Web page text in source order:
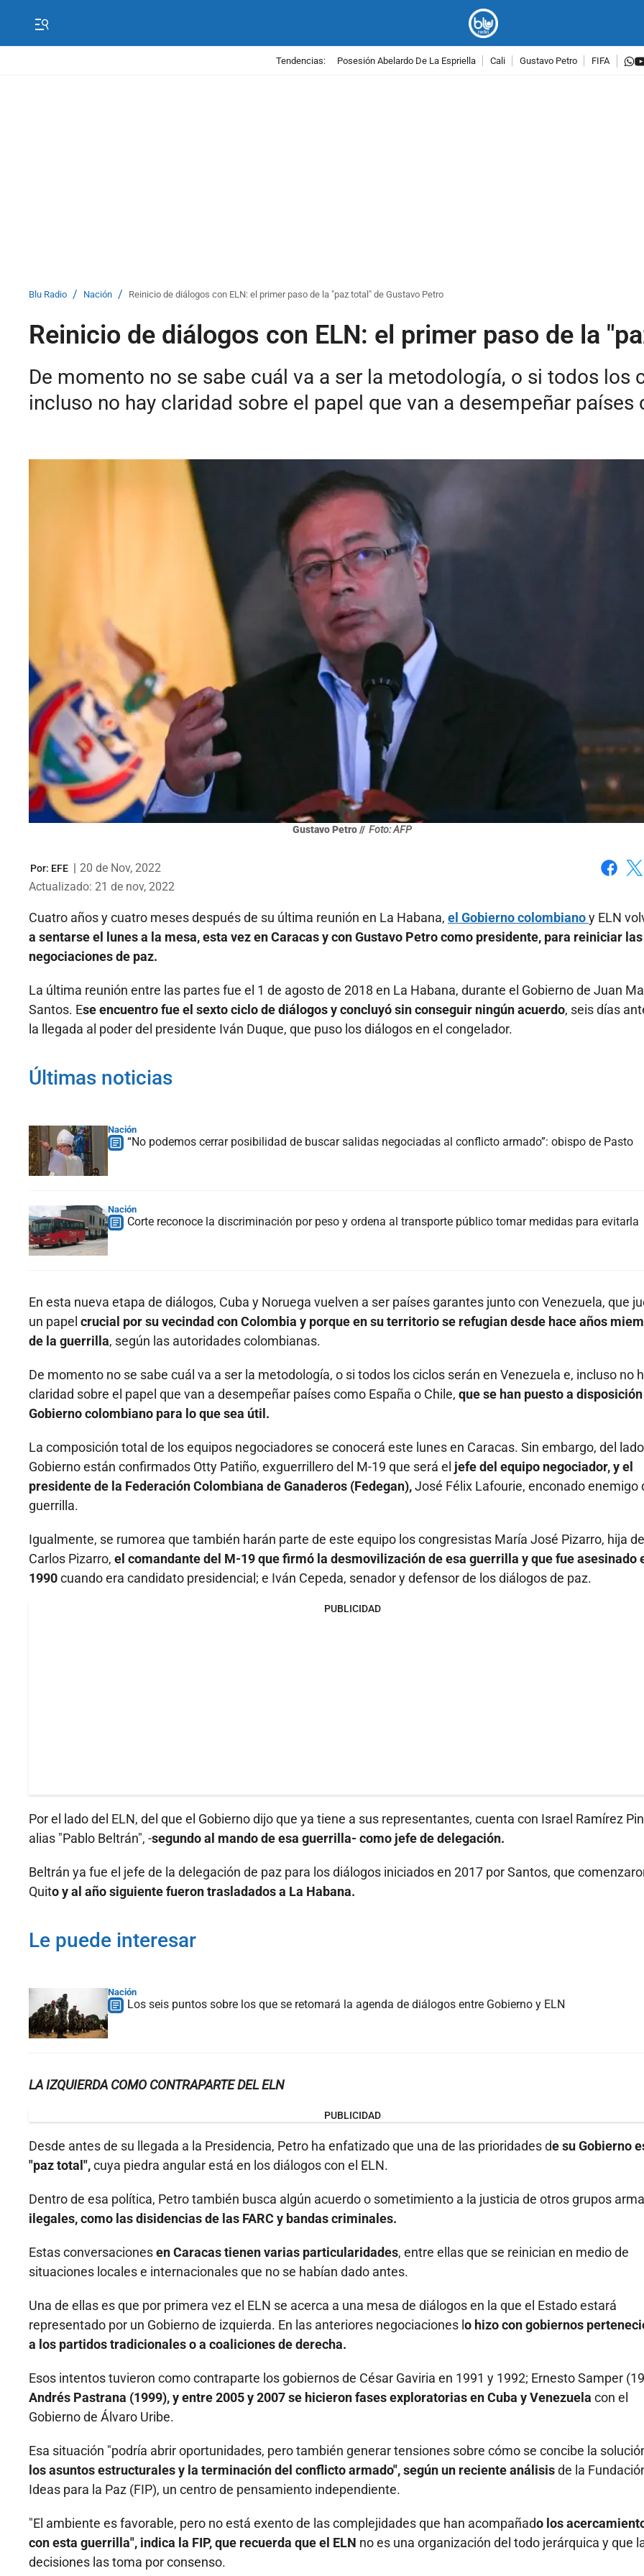
Tendencias: Posesión Abelardo De La Espriella Cali Gustavo Petro FIFA
Blu Radio / Nación / Reinicio de diálogos con ELN: el primer paso de la "paz total" de Gustavo Petro
Reinicio de diálogos con ELN: el primer paso de la
De momento no se sabe cuál va a ser la metodología, o si todos los
incluso no hay claridad sobre el papel que van a desempeñar países
Gustavo Petro // Foto: AFP
Por: EFE | 20 de Nov, 2022
Actualizado: 21 de nov, 2022
Cuatro años y cuatro meses después de su última reunión en La Habana, el Gobierno colombianoy ELN
a sentarse el lunes a la mesa, esta vez en Caracas y con Gustavo Petro como presidente, para reiniciar las
negociaciones de paz.
La última reunión entre las partes fue el 1 de agosto de 2018 en La Habana, durante el Gobierno de Juan
Santos. Ese encuentro fue el sexto ciclo de diálogos y concluyó sin conseguir ningún acuerdo, seis días
la llegada al poder del presidente Iván Duque, que puso los diálogos en el congelador.
Últimas noticias
Nación
“No podemos cerrar posibilidad de buscar salidas negociadas al conflicto armado”: obispo de Pasto
Nación
Corte reconoce la discriminación por peso y ordena al transporte público tomar medidas para evitarla
En esta nueva etapa de diálogos, Cuba y Noruega vuelven a ser países garantes junto con Venezuela, que
un papel crucial por su vecindad con Colombia y porque en su territorio se refugian desde hace años
de la guerrilla, según las autoridades colombianas.
De momento no se sabe cuál va a ser la metodología, o si todos los ciclos serán en Venezuela e, incluso no
claridad sobre el papel que van a desempeñar países como España o Chile, que se han puesto a disposición
Gobierno colombiano para lo que sea útil.
La composición total de los equipos negociadores se conocerá este lunes en Caracas. Sin embargo, del lado
Gobierno están confirmados Otty Patiño, exguerrillero del M-19 que será el jefe del equipo negociador, y el
presidente de la Federación Colombiana de Ganaderos (Fedegan),José Félix Lafourie, enconado enemigo
guerrilla.
Igualmente, se rumorea que también harán parte de este equipo los congresistas María José Pizarro, hija de
Carlos Pizarro, el comandante del M-19 que firmó la desmovilización de esa guerrilla y que fue asesinado
1990cuando era candidato presidencial; e Iván Cepeda, senador y defensor de los diálogos de paz.
PUBLICIDAD
Por el lado del ELN, del que el Gobierno dijo que ya tiene a sus representantes, cuenta con Israel Ramírez
alias "Pablo Beltrán", -segundo al mando de esa guerrilla- como jefe de delegación.
Beltrán ya fue el jefe de la delegación de paz para los diálogos iniciados en 2017 por Santos, que
Quito y al año siguiente fueron trasladados a La Habana.
Le puede interesar
Nación
Los seis puntos sobre los que se retomará la agenda de diálogos entre Gobierno y ELN
LA IZQUIERDA COMO CONTRAPARTE DEL ELN
PUBLICIDAD
Desde antes de su llegada a la Presidencia, Petro ha enfatizado que una de las prioridades de su Gobierno
"paz total",cuya piedra angular está en los diálogos con el ELN.
Dentro de esa política, Petro también busca algún acuerdo o sometimiento a la justicia de otros grupos
ilegales, como las disidencias de las FARC y bandas criminales.
Estas conversacionesen Caracas tienen varias particularidades, entre ellas que se reinician en medio de
situaciones locales e internacionales que no se habían dado antes.
Una de ellas es que por primera vez el ELN se acerca a una mesa de diálogos en la que el Estado estará
representado por un Gobierno de izquierda. En las anteriores negociaciones l o hizo con gobiernos
a los partidos tradicionales o a coaliciones de derecha.
Esos intentos tuvieron como contraparte los gobiernos de César Gaviria en 1991 y 1992; Ernesto Samper
Andrés Pastrana (1999), y entre 2005 y 2007 se hicieron fases exploratorias en Cuba y Venezuela con el
Gobierno de Álvaro Uribe.
Esa situación "podría abrir oportunidades, pero también generar tensiones sobre cómo se concibe la
los asuntos estructurales y la terminación del conflicto armado", según un reciente análisisde la
Ideas para la Paz (FIP), un centro de pensamiento independiente.
"El ambiente es favorable, pero no está exento de las complejidades que han acompañado los
con esta guerrilla", indica la FIP, que recuerda que el ELN no es una organización del todo jerárquica y que
decisiones las toma por consenso.